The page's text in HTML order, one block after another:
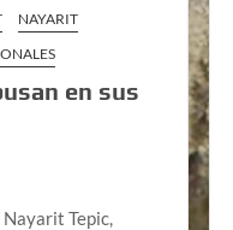
NAYARIT
en sus
Tepic,